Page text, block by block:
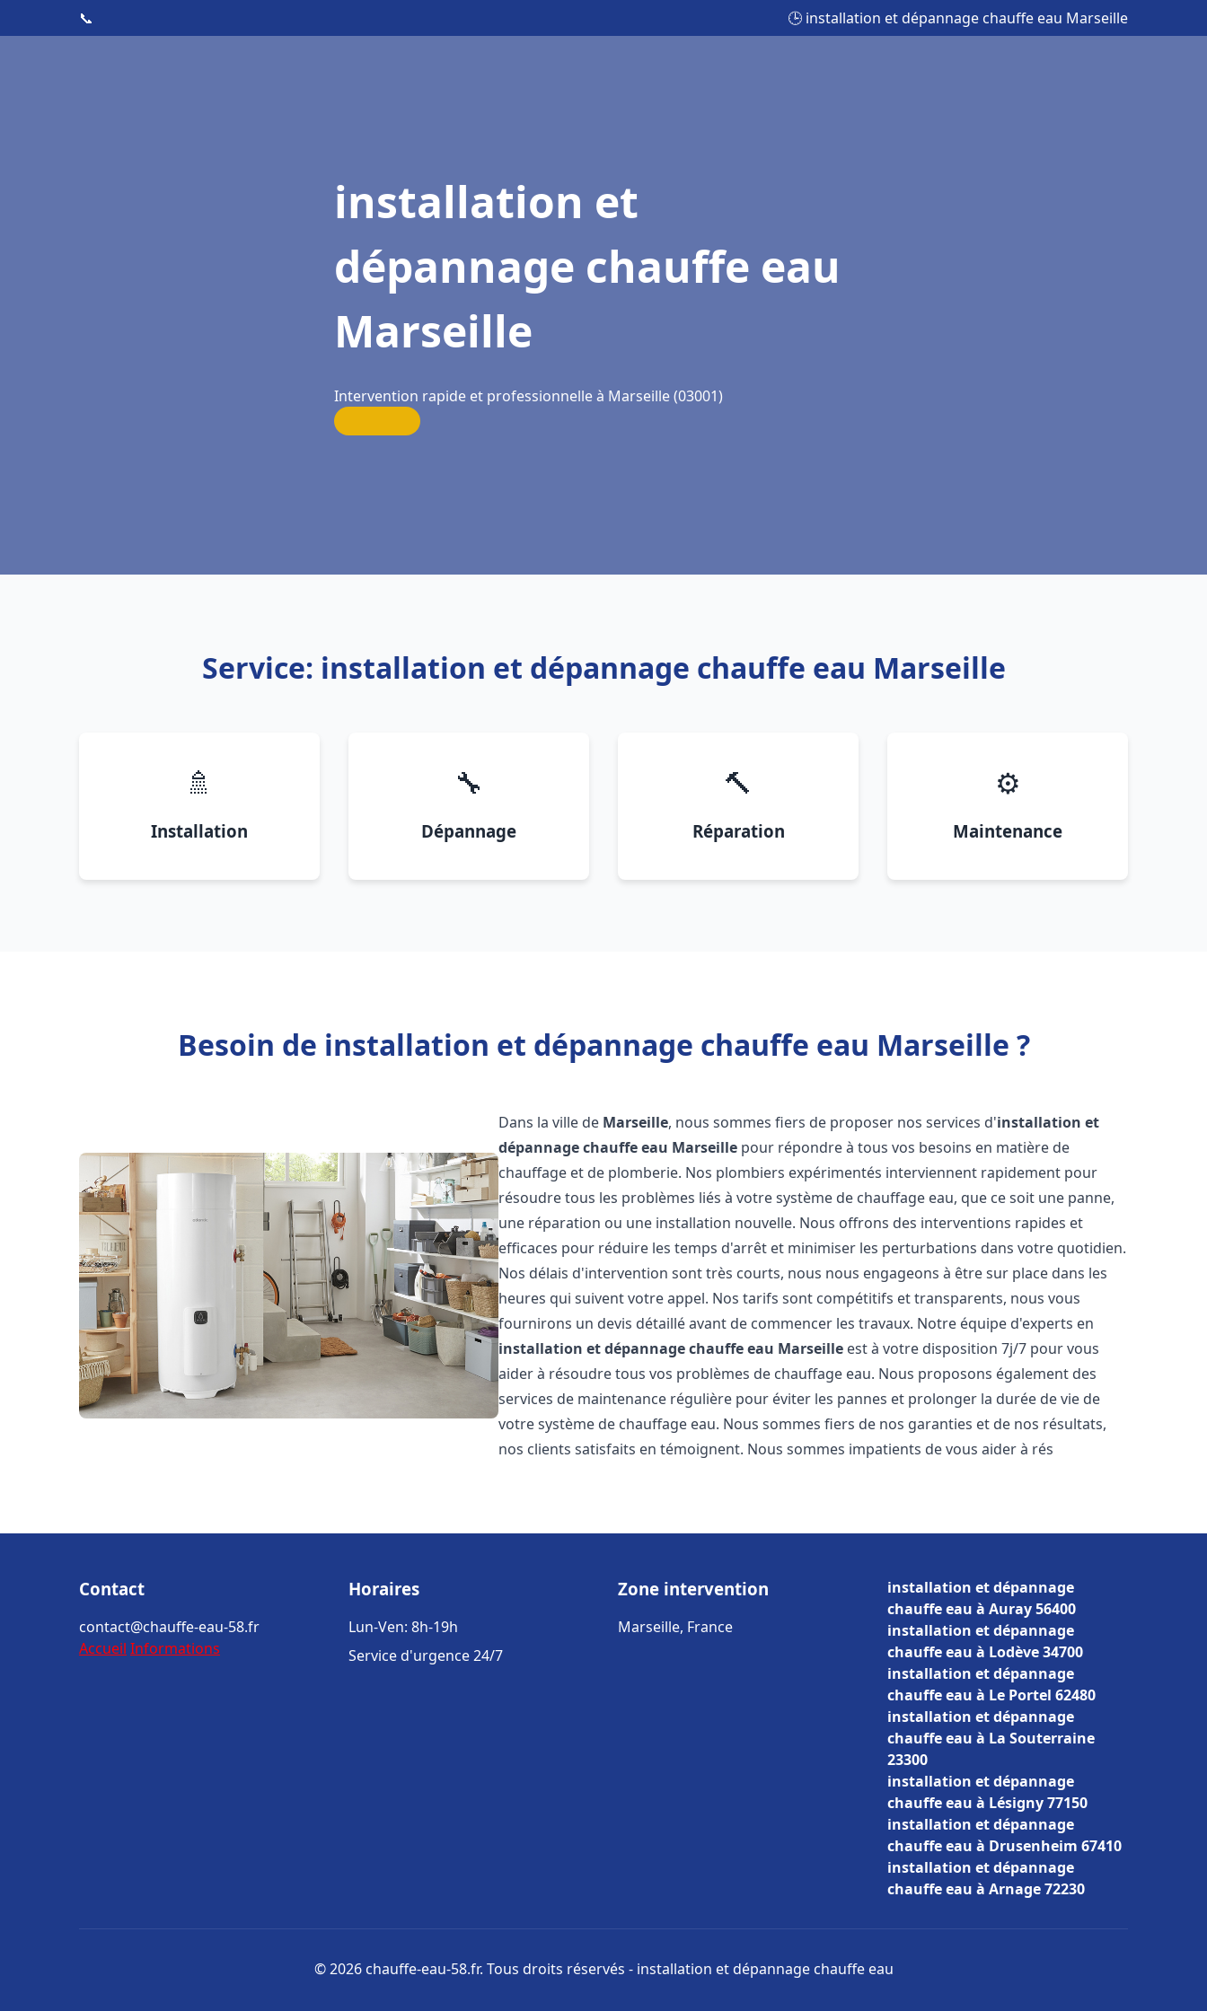
📞 🕒 installation et dépannage chauffe eau Marseille
installation et
dépannage chauffe eau
Marseille
Intervention rapide et professionnelle à Marseille (03001)
Service: installation et dépannage chauffe eau Marseille
🚿
Installation
🔧
Dépannage
🔨
Réparation
⚙️
Maintenance
Besoin de installation et dépannage chauffe eau Marseille ?
Dans la ville de Marseille, nous sommes fiers de proposer nos services d'installation et
dépannage chauffe eau Marseille pour répondre à tous vos besoins en matière de
chauffage et de plomberie. Nos plombiers expérimentés interviennent rapidement pour
résoudre tous les problèmes liés à votre système de chauffage eau, que ce soit une panne,
une réparation ou une installation nouvelle. Nous offrons des interventions rapides et
efficaces pour réduire les temps d'arrêt et minimiser les perturbations dans votre quotidien.
Nos délais d'intervention sont très courts, nous nous engageons à être sur place dans les
heures qui suivent votre appel. Nos tarifs sont compétitifs et transparents, nous vous
fournirons un devis détaillé avant de commencer les travaux. Notre équipe d'experts en
installation et dépannage chauffe eau Marseille est à votre disposition 7j/7 pour vous
aider à résoudre tous vos problèmes de chauffage eau. Nous proposons également des
services de maintenance régulière pour éviter les pannes et prolonger la durée de vie de
votre système de chauffage eau. Nous sommes fiers de nos garanties et de nos résultats,
nos clients satisfaits en témoignent. Nous sommes impatients de vous aider à rés
Contact
contact@chauffe-eau-58.fr
Accueil Informations
Horaires
Lun-Ven: 8h-19h
Service d'urgence 24/7
Zone intervention
Marseille, France
installation et dépannage
chauffe eau à Auray 56400
installation et dépannage
chauffe eau à Lodève 34700
installation et dépannage
chauffe eau à Le Portel 62480
installation et dépannage
chauffe eau à La Souterraine
23300
installation et dépannage
chauffe eau à Lésigny 77150
installation et dépannage
chauffe eau à Drusenheim 67410
installation et dépannage
chauffe eau à Arnage 72230
© 2026 chauffe-eau-58.fr. Tous droits réservés - installation et dépannage chauffe eau